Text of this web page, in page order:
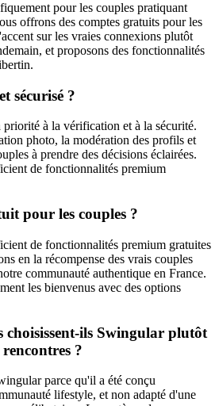
pour les couples pratiquant
offrons des comptes gratuits pour les
sur les vraies connexions plutôt
et proposons des fonctionnalités
sécurisé ?
à la vérification et à la sécurité.
photo, la modération des profils et
à prendre des décisions éclairées.
de fonctionnalités premium
pour les couples ?
de fonctionnalités premium gratuites
en la récompense des vrais couples
communauté authentique en France.
les bienvenus avec des options
choisissent-ils Swingular plutôt
?
parce qu'il a été conçu
lifestyle, et non adapté d'une